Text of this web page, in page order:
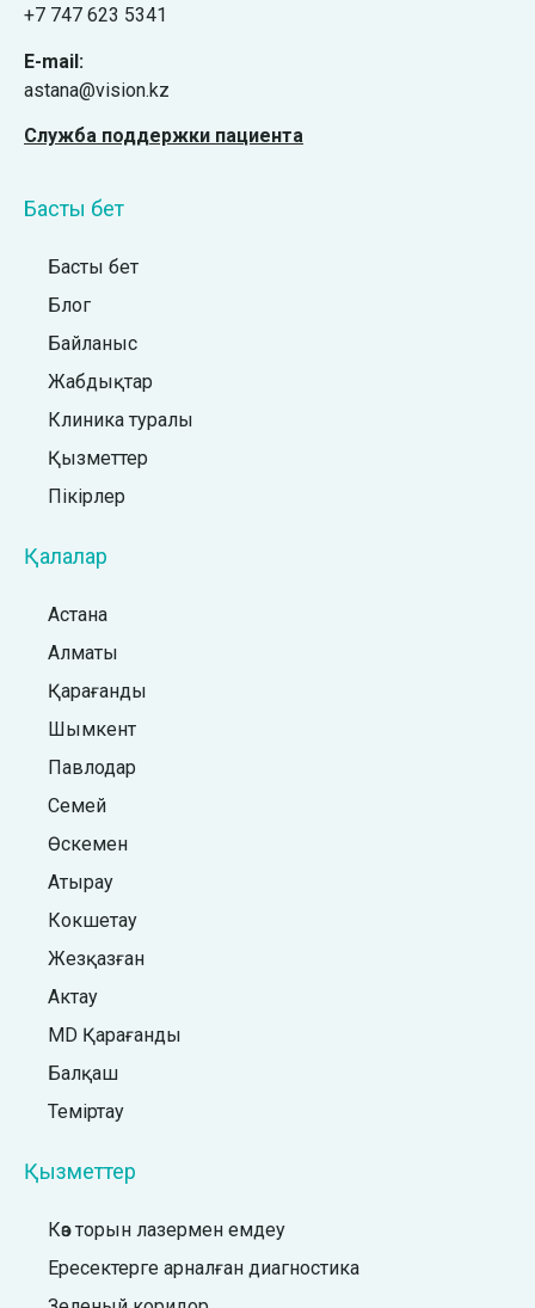
+7 747 623 5341
E-mail:
astana@vision.kz
Служба поддержки пациента
Басты бет
Басты бет
Блог
Байланыс
Жабдықтар
Клиника туралы
Қызметтер
Пікірлер
Қалалар
Астана
Алматы
Қарағанды
Шымкент
Павлодар
Семей
Өскемен
Атырау
Кокшетау
Жезқазған
Актау
MD Қарағанды
Балқаш
Теміртау
Қызметтер
Көз торын лазермен емдеу
Ересектерге арналған диагностика